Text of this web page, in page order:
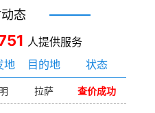
态
人提供服务
地 目的地 状态
拉萨 查价成功